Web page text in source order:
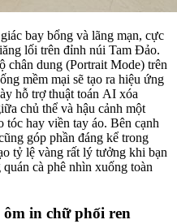
bay bổng và lãng mạn, cực
lối trên đỉnh núi Tam Đảo.
chân dung (Portrait Mode) trên
mềm mại sẽ tạo ra hiệu ứng
hỗ trợ thuật toán AI xóa
chủ thể và hậu cảnh một
hay viền tay áo. Bên cạnh
góp phần đáng kể trong
tỷ lệ vàng rất lý tưởng khi bạn
cà phê nhìn xuống toàn
in chữ phối ren